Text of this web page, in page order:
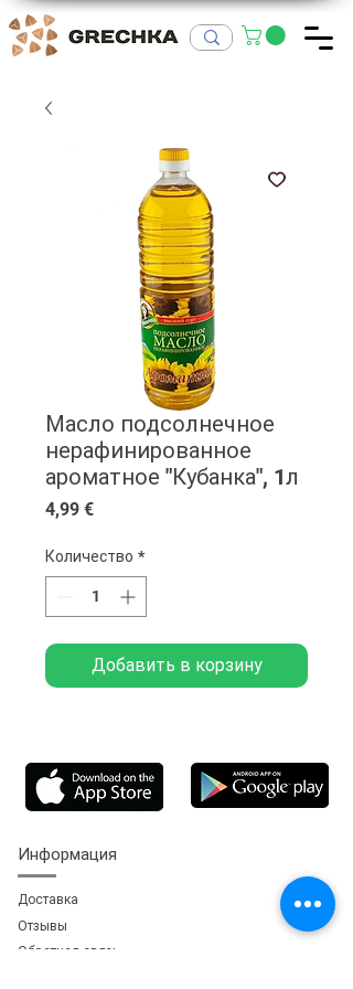
Масло подсолнечное
нерафинированное
ароматное "Кубанка", 1л
4,99 €Цена
Количество *
Добавить в корзину
Информация
Доставка
Отзывы
Обратная связь